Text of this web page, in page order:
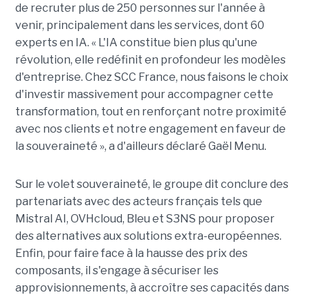
de recruter plus de 250 personnes sur l'année à
venir, principalement dans les services, dont 60
experts en IA. « L'IA constitue bien plus qu'une
révolution, elle redéfinit en profondeur les modèles
d'entreprise. Chez SCC France, nous faisons le choix
d'investir massivement pour accompagner cette
transformation, tout en renforçant notre proximité
avec nos clients et notre engagement en faveur de
la souveraineté », a d'ailleurs déclaré Gaël Menu.
Sur le volet souveraineté, le groupe dit conclure des
partenariats avec des acteurs français tels que
Mistral AI, OVHcloud, Bleu et S3NS pour proposer
des alternatives aux solutions extra-européennes.
Enfin, pour faire face à la hausse des prix des
composants, il s'engage à sécuriser les
approvisionnements, à accroître ses capacités dans